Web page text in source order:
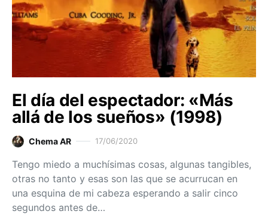
El día del espectador: «Más
allá de los sueños» (1998)
Chema AR 17/06/2020
Tengo miedo a muchísimas cosas, algunas tangibles,
otras no tanto y esas son las que se acurrucan en
una esquina de mi cabeza esperando a salir cinco
segundos antes de…